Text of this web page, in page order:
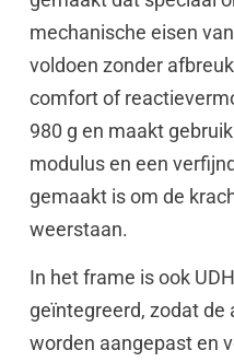
mechanische eisen
voldoen zonder
comfort of
980 g en maakt
modulus en een
gemaakt is om de
weerstaan.
In het frame is ook
geïntegreerd, zodat de
worden aangepast en